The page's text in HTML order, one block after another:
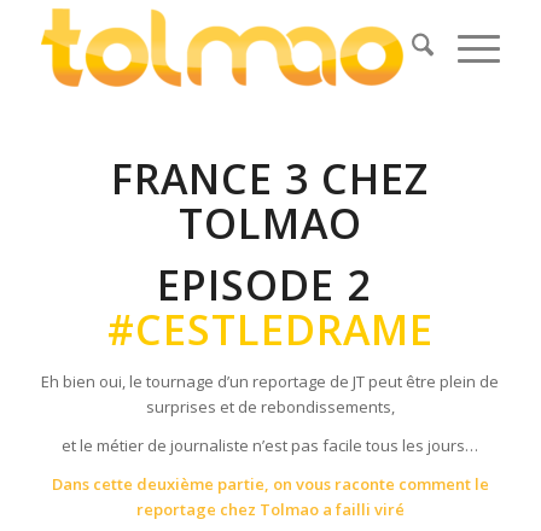
FRANCE 3 CHEZ
TOLMAO
EPISODE 2
#CESTLEDRAME
Eh bien oui, le tournage d’un reportage de JT peut être plein de
surprises et de rebondissements,
et le métier de journaliste n’est pas facile tous les jours…
Dans cette deuxième partie, on vous raconte comment le
reportage chez Tolmao a failli viré